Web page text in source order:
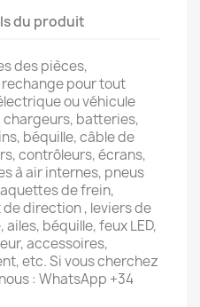
du produit
des pièces,
pour tout
ou véhicule
batteries,
béquille, câble de
contrôleurs, écrans,
à air internes, pneus
de frein,
direction , leviers de
béquille, feux LED,
accessoires,
etc. Si vous cherchez
: WhatsApp +34